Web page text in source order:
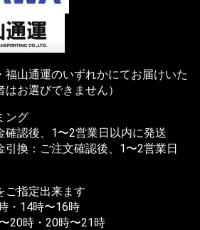
福山通運のいずれかにてお届けいた
お選びできません）
ング
確認後、1〜2営業日以内に発送
引換：ご注文確認後、1〜2営業日
指定出来ます
・14時〜16時
20時・20時〜21時